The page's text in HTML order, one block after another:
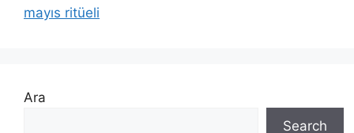
mayıs ritüeli
Ara
Search